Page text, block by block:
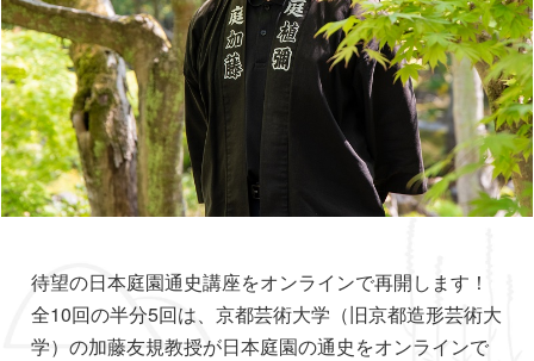
待望の日本庭園通史講座をオンラインで再開します！
全10回の半分5回は、京都芸術大学（旧京都造形芸術大
学）の加藤友規教授が日本庭園の通史をオンラインで